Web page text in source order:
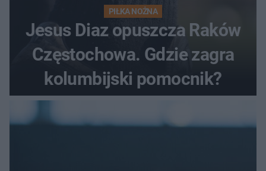
PIŁKA NOŻNA
Jesus Diaz opuszcza Raków
Częstochowa. Gdzie zagra
kolumbijski pomocnik?